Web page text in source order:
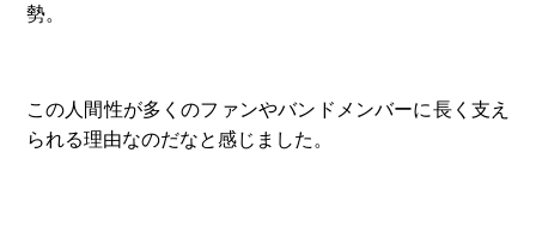
勢。
この人間性が多くのファンやバンドメンバーに長く支え
られる理由なのだなと感じました。